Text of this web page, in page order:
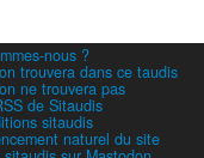
nous ?
trouvera dans ce taudis
ne trouvera pas
de Sitaudis
sitaudis
naturel du site